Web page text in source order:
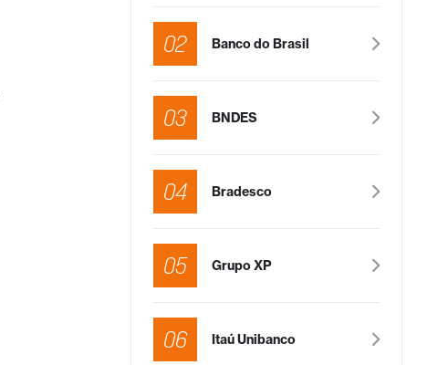
02 Banco do Brasil
03 BNDES
04 Bradesco
05 Grupo XP
06 Itaú Unibanco